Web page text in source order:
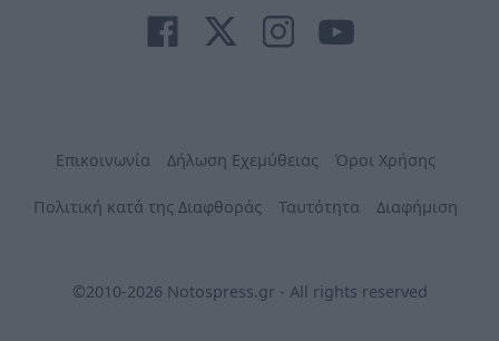
Επικοινωνία Δήλωση Εχεμύθειας Όροι Χρήσης
Πολιτική κατά της Διαφθοράς Ταυτότητα Διαφήμιση
©2010-2026 Notospress.gr - All rights reserved